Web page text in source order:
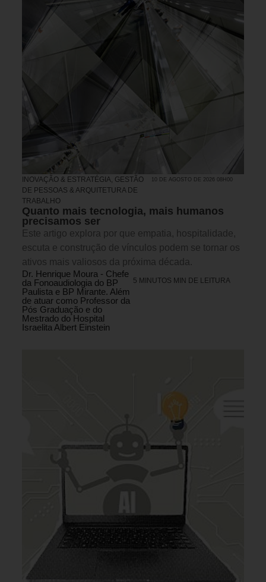
INOVAÇÃO & ESTRATÉGIA, GESTÃO
DE PESSOAS & ARQUITETURA DE
TRABALHO
10 DE AGOSTO DE 2026 08H00
Quanto mais tecnologia, mais humanos
precisamos ser
Este artigo explora por que empatia, hospitalidade,
escuta e construção de vínculos podem se tornar os
ativos mais valiosos da próxima década.
Dr. Henrique Moura - Chefe
da Fonoaudiologia do BP
Paulista e BP Mirante. Além
de atuar como Professor da
Pós Graduação e do
Mestrado do Hospital
Israelita Albert Einstein
5 MINUTOS MIN DE LEITURA